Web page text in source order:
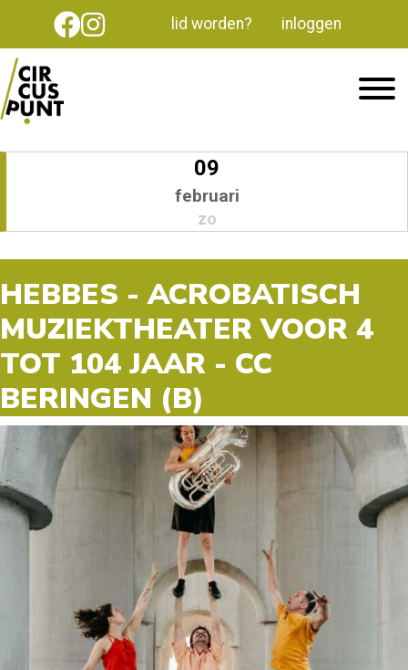
lid worden? inloggen
09
februari
zo
HEBBES - ACROBATISCH
MUZIEKTHEATER VOOR 4
TOT 104 JAAR - CC
BERINGEN (B)